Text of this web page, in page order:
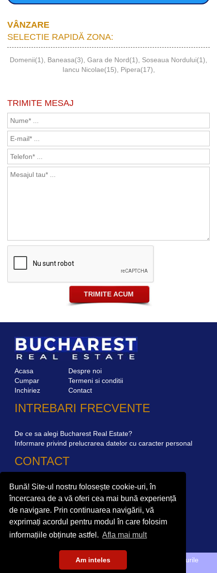
Bună! Site-ul nostru folosește cookie-uri, în
încercarea de a vă oferi cea mai bună experiență
de navigare. Prin continuarea navigării, vă
exprimați acordul pentru modul în care folosim
informațiile obținute astfel. Afla mai mult
Am inteles
VÂNZARE
SELECTIE RAPIDĂ ZONA:
Domenii(1) Baneasa(3) Gara de Nord(1) Soseaua Nordului(1)
Iancu Nicolae(15)
Pipera(17)
TRIMITE MESAJ
Acasa
Cumpar
Inchiriez
Despre noi
Termeni si conditii
Contact
INTREBARI FRECVENTE
De ce sa alegi Bucharest Real Estate?
Informare privind prelucrarea datelor cu caracter personal
CONTACT
Str. Mircea Eliade 16, Voluntari077190
Giuseppe Garibaldi nr.1, parter, Bucuresti
+40.722 224 654
Copyright © BucharestRealEstate.ro 2022. Toate drepturile
rezervate.